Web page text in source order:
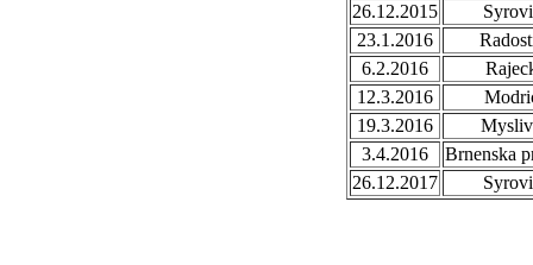
26.12.2015
23.1.2016
6.2.2016
12.3.2016
19.3.2016
3.4.2016
Brnenska
26.12.2017